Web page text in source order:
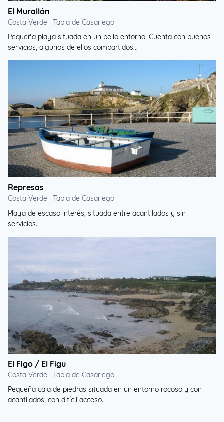
El Murallón
Costa Verde | Tapia de Casariego
Pequeña playa situada en un bello entorno. Cuenta con buenos
servicios, algunos de ellos compartidos...
Represas
Costa Verde | Tapia de Casariego
Playa de escaso interés, situada entre acantilados y sin
servicios.
El Figo / El Figu
Costa Verde | Tapia de Casariego
Pequeña cala de piedras situada en un entorno rocoso y con
acantilados, con difícil acceso.